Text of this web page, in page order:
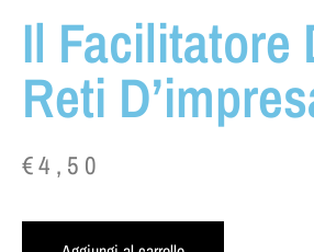
Il Facilitatore
Reti
€4,50